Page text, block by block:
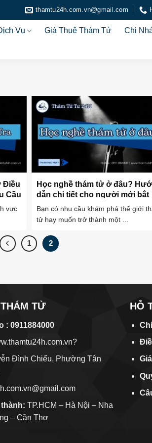
thamtu24h.com.vn@gmail.com
Vụ Giá Thuê Thám Tử Chi
Điều
Cầu
vực
Học nghề thám tử ở đâu?
dẫn chi tiết cho người mới bắt
đầu
Bạn có nhu cầu khám phá thế giới
tử hay muốn trở thành một ...
1 2
TỬ
: 0911884000
Đình Chiểu, Phường Tân
thành:TP.HCM – Hà Nội – Nha
– Cần Thơ
HỖ